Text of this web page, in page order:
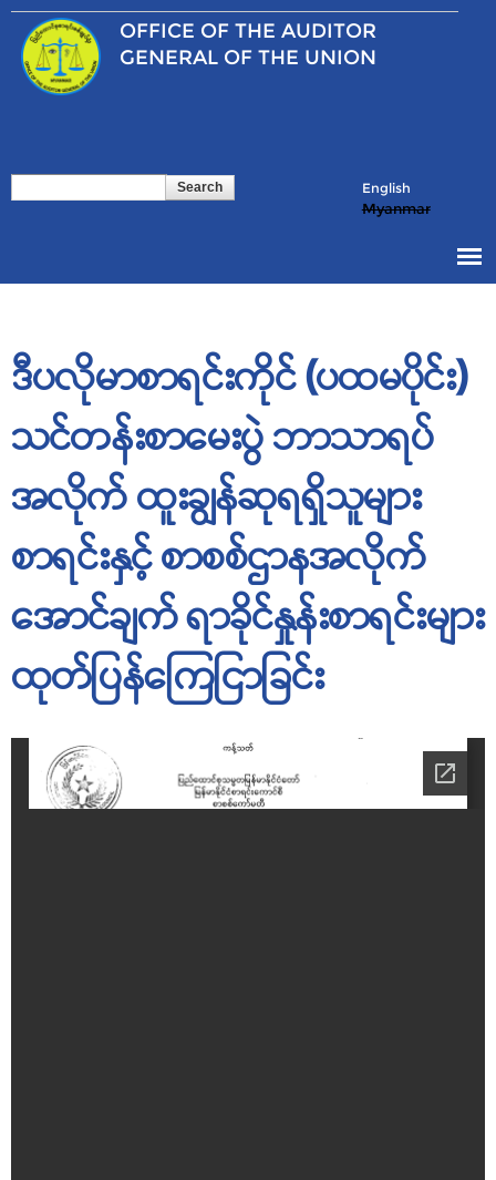
Skip to
main
content
OFFICE OF THE AUDITOR
GENERAL OF THE UNION
Search form English
Myanmar
ဒီပလိုမာစာရင်းကိုင် (ပထမပိုင်း)
သင်တန်းစာမေးပွဲ ဘာသာရပ်
အလိုက် ထူးချွန်ဆုရရှိသူများ
စာရင်းနှင့် စာစစ်ဌာနအလိုက်
အောင်ချက် ရာခိုင်နှုန်းစာရင်းများ
ထုတ်ပြန်ကြေငြာခြင်း